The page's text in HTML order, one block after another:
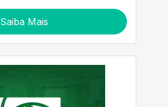
Saiba Mais